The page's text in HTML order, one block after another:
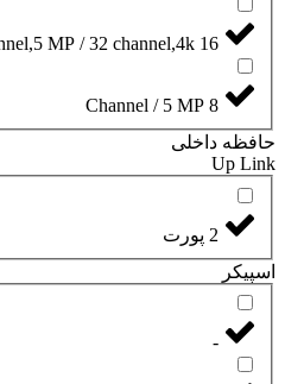
16 Channel,5 MP / 32 channel,4k
8 Channel / 5 MP
حافظه داخلی
Up Link
2 پورت
اسپیکر
-